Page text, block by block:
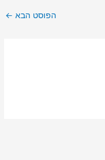
הפוסט הבא ←